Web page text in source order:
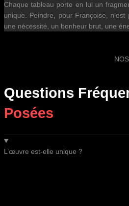
Chaque tableau porte en lui un
unique. Peindre, pour Françoise,
une nécessité, un bonheur brut, une
Questions
Posées
L’œuvre est-elle unique ?